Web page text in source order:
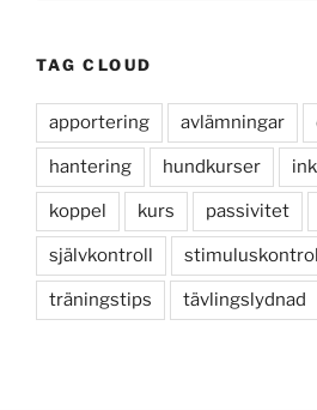
TAG CLOUD
apportering avlämningar
hantering hundkurser
koppel kurs passivitet
självkontroll
träningstips tävlingslydnad